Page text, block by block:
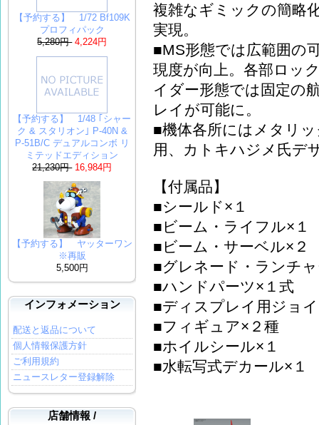
【予約する】 1/72 Bf109K
プロフィパック
5,280円 4,224円
【予約する】 1/48 ｢シャー
ク & スタリオン｣ P-40N &
P-51B/C デュアルコンボ リ
ミテッドエディション
21,230円 16,984円
【予約する】 ヤッターワン
※再販
5,500円
インフォメーション
配送と返品について
個人情報保護方針
ご利用規約
ニュースレター登録解除
店舗情報 /
複雑なギミックの簡略
実現。
■MS形態では広範囲の
現度が向上。各部ロッ
イダー形態では固定の
レイが可能に。
■機体各所にはメタリ
用、カトキハジメ氏デ
【付属品】
■シールド×１
■ビーム・ライフル×１
■ビーム・サーベル×２
■グレネード・ランチ
■ハンドパーツ×１式
■ディスプレイ用ジョ
■フィギュア×２種
■ホイルシール×１
■水転写式デカール×１